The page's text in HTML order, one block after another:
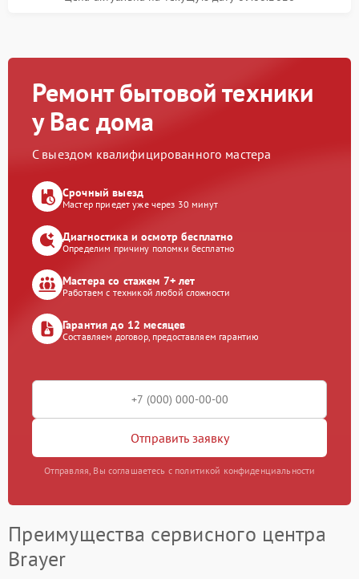
Ремонт бытовой техники
у Вас дома
С выездом квалифицированного мастера
Срочный выезд
Мастер приедет уже через 30 минут
Диагностика и осмотр бесплатно
Определим причину поломки бесплатно
Мастера со стажем 7+ лет
Работаем с техникой любой сложности
Гарантия до 12 месяцев
Составляем договор, предоставляем гарантию
Отправить заявку
Отправляя, Вы соглашаетесь с политикой конфиденциальности
Преимущества сервисного центра
Brayer